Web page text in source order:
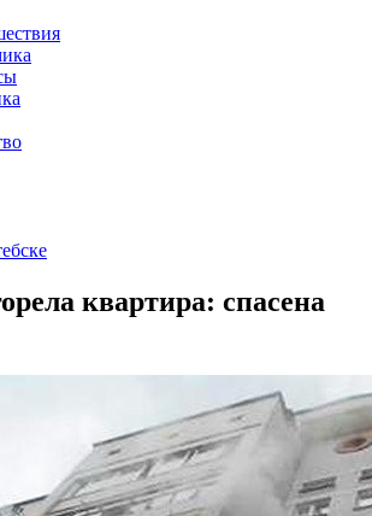
квартира: спасена